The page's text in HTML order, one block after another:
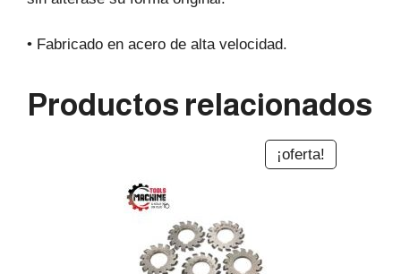
• Fabricado en acero de alta velocidad.
Productos relacionados
¡oferta!